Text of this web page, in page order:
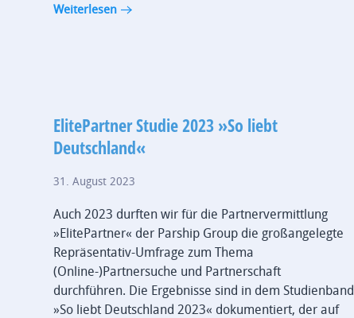
Weiterlesen
ElitePartner Studie 2023 »So liebt
Deutschland«
31. August 2023
Auch 2023 durften wir für die Partnervermittlung
»ElitePartner« der Parship Group die großangelegte
Repräsentativ-Umfrage zum Thema
(Online-)Partnersuche und Partnerschaft
durchführen. Die Ergebnisse sind in dem Studienband
»So liebt Deutschland 2023« dokumentiert, der auf